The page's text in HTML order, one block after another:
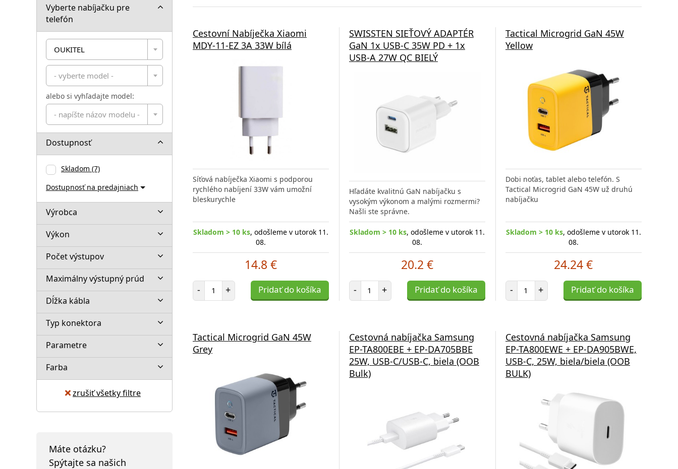
Vyberte nabíjačku pre
telefón
OUKITEL
- vyberte model -
alebo si vyhľadajte model:
- napíšte názov modelu -
Dostupnosť
Skladom (7)
Dostupnosť na predajniach
Výrobca
Výkon
Počet výstupov
Maximálny výstupný prúd
Dĺžka kábla
Typ konektora
Parametre
Farba
zrušiť všetky filtre
Máte otázku?
Spýtajte sa našich
Cestovní Nabíječka Xiaomi
MDY-11-EZ 3A 33W bílá
Síťová nabíječka Xiaomi s podporou
rychlého nabíjení 33W vám umožní
bleskurychle
Skladom > 10 ks, odošleme v utorok 11.
08.
14.8 €
- Počet položiek
+ Pridať do košíka
SWISSTEN SIEŤOVÝ ADAPTÉR
GaN 1x USB-C 35W PD + 1x
USB-A 27W QC BIELÝ
Hľadáte kvalitnú GaN nabíjačku s
vysokým výkonom a malými rozmermi?
Našli ste správne.
Skladom > 10 ks, odošleme v utorok 11.
08.
20.2 €
- Počet položiek
+ Pridať do košíka
Tactical Microgrid GaN 45W
Yellow
Dobi noťas, tablet alebo telefón. S
Tactical Microgrid GaN 45W už druhú
nabíjačku
Skladom > 10 ks, odošleme v utorok 11.
08.
24.24 €
- Počet položiek
+ Pridať do košíka
Tactical Microgrid GaN 45W
Grey
Cestovná nabíjačka Samsung
EP-TA800EBE + EP-DA705BBE
25W, USB-C/USB-C, biela (OOB
Bulk)
Cestovná nabíjačka Samsung
EP-TA800EWE + EP-DA905BWE,
USB-C, 25W, biela/biela (OOB
BULK)